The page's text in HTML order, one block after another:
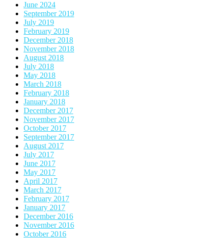
June 2024
September 2019
July 2019
February 2019
December 2018
November 2018
August 2018
July 2018
May 2018
March 2018
February 2018
January 2018
December 2017
November 2017
October 2017
September 2017
August 2017
July 2017
June 2017
May 2017
April 2017
March 2017
February 2017
January 2017
December 2016
November 2016
October 2016